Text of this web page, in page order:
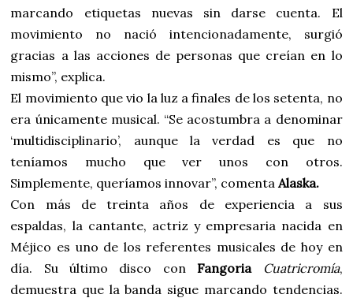
marcando etiquetas nuevas sin darse cuenta. El
movimiento no nació intencionadamente, surgió
gracias a las acciones de personas que creían en lo
mismo”, explica.
El movimiento que vio la luz a finales de los setenta, no
era únicamente musical. “Se acostumbra a denominar
‘multidisciplinario’, aunque la verdad es que no
teníamos mucho que ver unos con otros.
Simplemente, queríamos innovar”, comentaAlaska.
Con más de treinta años de experiencia a sus
espaldas, la cantante, actriz y empresaria nacida en
Méjico es uno de los referentes musicales de hoy en
día. Su último disco con Fangoria Cuatricromía,
demuestra que la banda sigue marcando tendencias.